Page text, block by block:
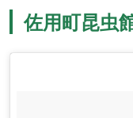
佐用町昆虫